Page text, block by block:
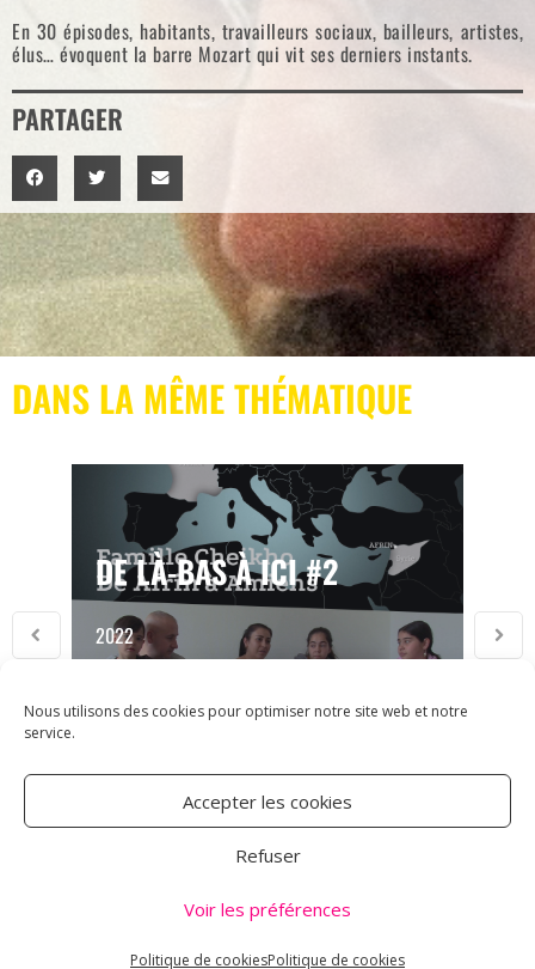
Nous utilisons des cookies pour optimiser notre site web et notre
service.
Accepter les cookies
Refuser
Voir les préférences
Politique de cookiesPolitique de cookies
En 30 épisodes, habitants, travailleurs sociaux, bailleurs, artistes,
élus… évoquent la barre Mozart qui vit ses derniers instants.
PARTAGER
DANS LA MÊME THÉMATIQUE
DE LÀ-BAS À ICI #2
2022
ASSOCIATION CARMEN
80000 AMIENS
TÉL : 03 60 12 34 10